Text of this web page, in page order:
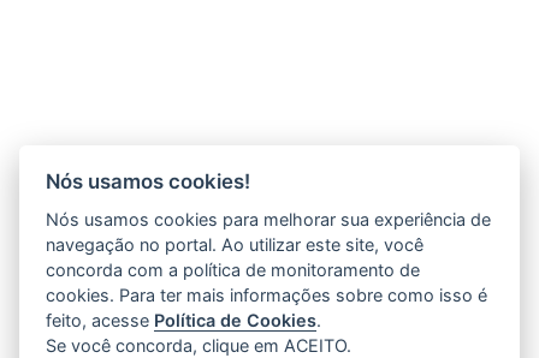
Nós usamos cookies!
Nós usamos cookies para melhorar sua experiência de
navegação no portal. Ao utilizar este site, você
concorda com a política de monitoramento de
cookies. Para ter mais informações sobre como isso é
feito, acesse Política de Cookies.
Se você concorda, clique em ACEITO.